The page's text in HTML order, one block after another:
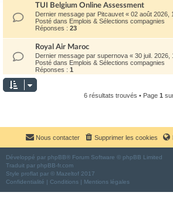
TUI Belgium Online Assessment
Dernier message par Pitcauvet « 02 août 2026,
Posté dans Emplois & Sélections compagnies
Réponses : 23
Royal Air Maroc
Dernier message par supernova « 30 juil. 2026,
Posté dans Emplois & Sélections compagnies
Réponses : 1
6 résultats trouvés • Page 1
Supprimer les cookies
Nous contacter
Développé par phpBB® Forum Software © phpBB Limited
Traduit par phpBB-fr.com
Style proflat par © Mazeltof 2017
Confidentialité | Conditions | Mentions légales